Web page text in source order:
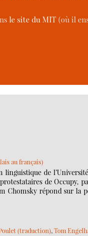
le site du MIT(où il
au français)
de
de Occupy,
Chomsky répond sur la
(traduction), Tom